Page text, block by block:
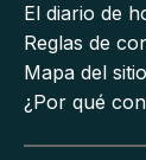
El diario de
Reglas de
Mapa del sitio
¿Por qué